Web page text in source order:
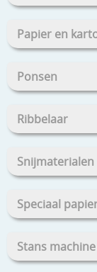
Papier en
Ponsen
Ribbelaar
Snijmaterialen
Speciaal
Stans